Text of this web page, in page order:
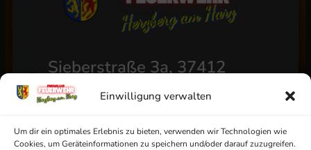
Einwilligung verwalten
Um dir ein optimales Erlebnis zu bieten, verwenden wir Technologien wie
Cookies, um Geräteinformationen zu speichern und/oder darauf zuzugreifen.
Sieberstraße 3a, 37412
Herzberg am Harz
info@ff-herzberg.de